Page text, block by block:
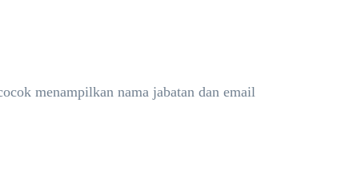
menampilkan nama jabatan dan email